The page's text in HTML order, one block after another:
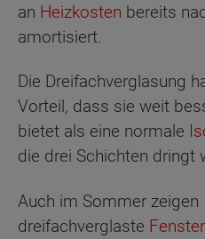
an Heizkosten bereits
amortisiert.
Die Dreifachverglasung
Vorteil, dass sie weit
bietet als eine normale
die drei Schichten dringt
Auch im Sommer zeigen
dreifachverglaste Fenster